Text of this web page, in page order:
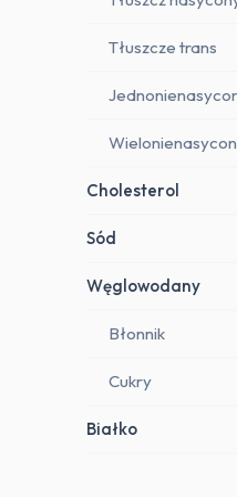
Tłuszcze trans
Cholesterol
Sód
Węglowodany
Błonnik
Cukry
Białko